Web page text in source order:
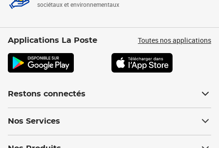
sociétaux et environnementaux
Applications La Poste Toutes nos applications
Restons connectés
Nos Services